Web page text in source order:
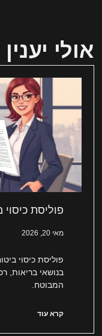
אולי
פוליסת
מאי 20, 2026
פוליסת כיסוי
בנושאי בריאות,
המבוטח.
קרא עוד